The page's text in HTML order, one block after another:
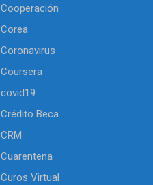
Cooperación
Corea
Coronavirus
Coursera
covid19
Crédito Beca
CRM
Cuarentena
Curos Virtual